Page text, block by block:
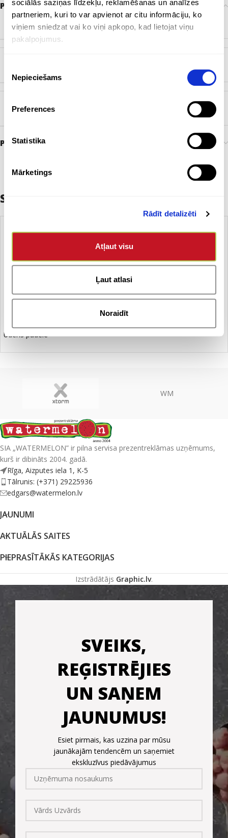
sociālās saziņas līdzekļu, reklamēšanas un analīzes
partneriem, kuri to var apvienot ar citu informāciju, ko
viņiem sniedzat vai ko viņi apkopo, kad lietojat viņu
pakalpojumus.
izvēle
Nepieciešams
Preferences
Statistika
Mārketings
Rādīt detalizēti
Atļaut visu
Ļaut atlasi
Noraidīt
Papildu informācija
KRĀSA
Melns
Bez zīmola
ĒŠANA MATERIĀLS Metāls
Preces pasūtīšana un piegāde
Saistītie produkti
Ūdens pudele
WM
SIA „WATERMELON” ir pilna servisa prezentreklāmas uzņēmums,
kurš ir dibināts 2004. gadā.
Rīga, Aizputes iela 1, K-5
Tālrunis: (+371) 29225936
edgars@watermelon.lv
JAUNUMI
AKTUĀLĀS SAITES
PIEPRASĪTĀKĀS KATEGORIJAS
Izstrādātājs Graphic.lv.
SVEIKS,
REĢISTRĒJIES
UN SAŅEM
JAUNUMUS!
Esiet pirmais, kas uzzina par mūsu
jaunākajām tendencēm un saņemiet
ekskluzīvus piedāvājumus